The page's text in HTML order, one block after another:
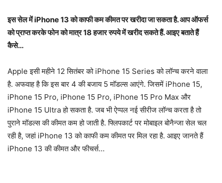
इस सेल में iPhone 13 को काफी कम कीमत पर खरीदा जा सकता है. आप ऑफर्स
को प्राप्त करके फोन को मात्र 18 हजार रुपये में खरीद सकते हैं. आइए बताते हैं
कैसे…
Apple इसी महीने 12 सितंबर को iPhone 15 Series को लॉन्च करने वाला
है. अफवाह है कि इस बार 4 की बजाय 5 मॉडल्स आएंगे. जिसमें iPhone 15,
iPhone 15 Pro, iPhone 15 Pro, iPhone 15 Pro Max और
iPhone 15 Ultra हो सकता है. जब भी ऐप्पल नई सीरीज लॉन्च करता है तो
पुराने मॉडल्स की कीमत कम हो जाती है. फ्लिपकार्ट पर मोबाइल बोनैन्जा सेल चल
रही है, जहां iPhone 13 को काफी कम कीमत पर मिल रहा है. आइए जानते हैं
iPhone 13 की कीमत और फीचर्स…